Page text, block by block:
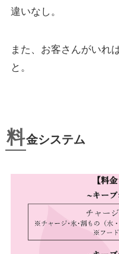
違いなし。
また、お客さんがいれ
と。
料金システム